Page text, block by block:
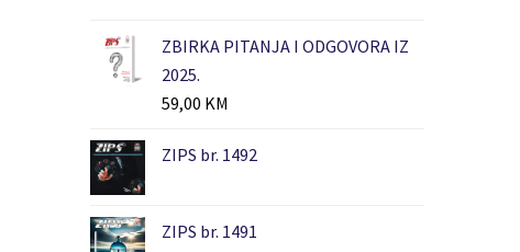
ZBIRKA PITANJA I ODGOVORA IZ
2025.
59,00 KM
ZIPS br. 1492
ZIPS br. 1491